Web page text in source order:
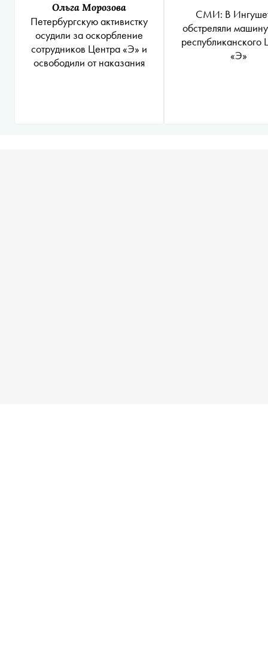
Ольга Морозова
Петербургскую активистку
осудили за оскорбление
сотрудников Центра «Э» и
освободили от наказания
СМИ: В
обстреляли
республиканского
«Э»